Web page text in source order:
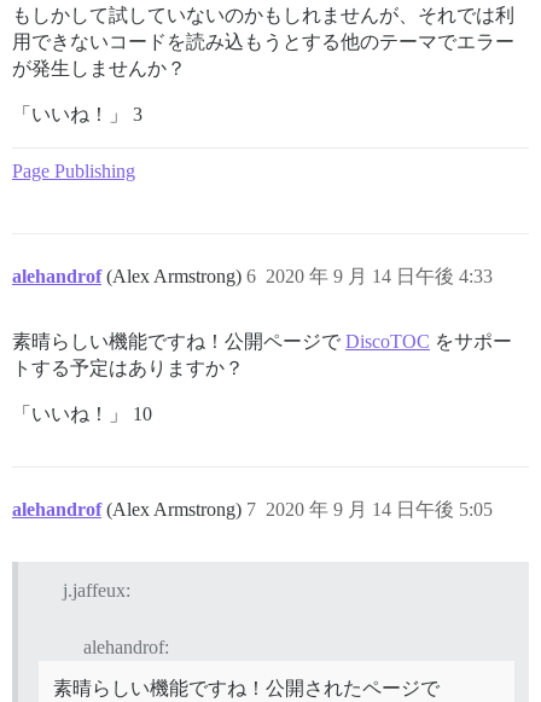
もしかして試していないのかもしれませんが、それでは利
用できないコードを読み込もうとする他のテーマでエラー
が発生しませんか？
「いいね！」 3
Page Publishing
alehandrof (Alex Armstrong) 2020 年 9 月 14 日午後 4:33
6
素晴らしい機能ですね！公開ページで DiscoTOC をサポー
トする予定はありますか？
「いいね！」 10
alehandrof (Alex Armstrong) 2020 年 9 月 14 日午後 5:05
7
j.jaffeux:
alehandrof:
素晴らしい機能ですね！公開されたページで